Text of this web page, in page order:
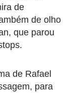
de
de olho
que parou
de Rafael
para